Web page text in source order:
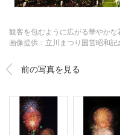
観客を包むように広がる華やかな
画像提供：立川まつり国営昭和
前の写真を見る